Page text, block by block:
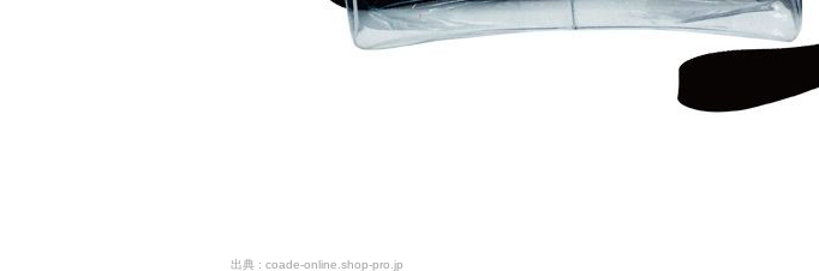
coade-online.shop-pro.jp